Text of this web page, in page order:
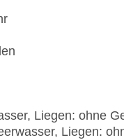
Liegen: ohne
Liegen: